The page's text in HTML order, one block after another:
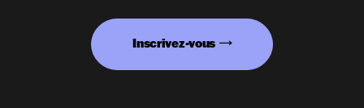
Inscrivez-vous